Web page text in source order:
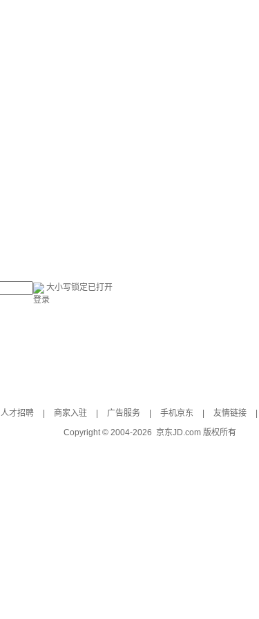
大小写锁定已打开
登录
人才招聘 商家入驻 广告服务 手机京东 友情链接
Copyright © 2004-2026 京东JD.com 版权所有